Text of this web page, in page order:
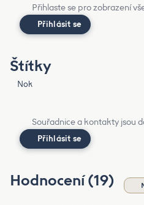
Přihlaste se pro zobrazení
Přihlásit se
Štítky
Nok
Souřadnice a kontakty jsou
Přihlásit se
Hodnocení (19)